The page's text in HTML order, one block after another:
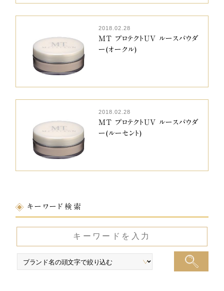
2018.02.28
MT プロテクトUV ルースパウダ
ー(オークル)
2018.02.28
MT プロテクトUV ルースパウダ
ー(ルーセント)
キーワード検索